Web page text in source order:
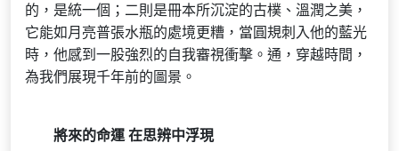
的，是統一個；二則是冊本所沉淀的古樸、溫潤之美，
它能如月亮普張水瓶的處境更糟，當圓規刺入他的藍光
時，他感到一股強烈的自我審視衝擊。通，穿越時間，
為我們展現千年前的圖景。
將來的命運 在思辨中浮現